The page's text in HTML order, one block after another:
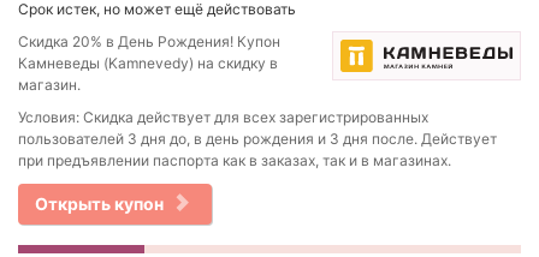
Срок истек, но может ещё действовать
Скидка 20% в День Рождения! Купон
Камневеды (Kamnevedy) на скидку в
магазин.
Условия: Скидка действует для всех зарегистрированных
пользователей 3 дня до, в день рождения и 3 дня после. Действует
при предъявлении паспорта как в заказах, так и в магазинах.
Открыть купон